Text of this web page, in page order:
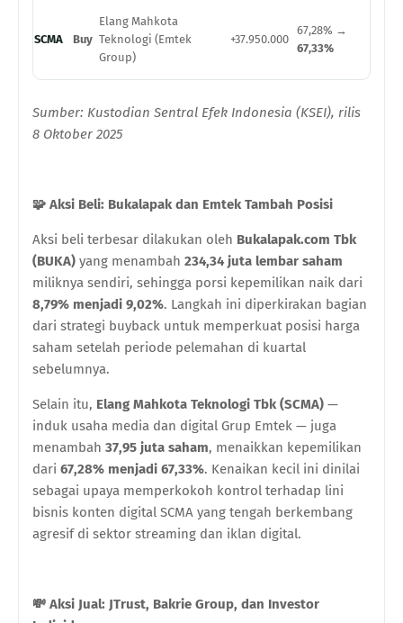
SCMA Buy
Elang Mahkota
Teknologi (Emtek
Group)
+37.950.000
67,28% →
67,33%
Sumber: Kustodian Sentral Efek Indonesia (KSEI), rilis
8 Oktober 2025
🧩 Aksi Beli: Bukalapak dan Emtek Tambah Posisi
Aksi beli terbesar dilakukan oleh Bukalapak.com Tbk
(BUKA) yang menambah 234,34 juta lembar saham
miliknya sendiri, sehingga porsi kepemilikan naik dari
8,79% menjadi 9,02%. Langkah ini diperkirakan bagian
dari strategi buyback untuk memperkuat posisi harga
saham setelah periode pelemahan di kuartal
sebelumnya.
Selain itu, Elang Mahkota Teknologi Tbk (SCMA) —
induk usaha media dan digital Grup Emtek — juga
menambah 37,95 juta saham, menaikkan kepemilikan
dari 67,28% menjadi 67,33%. Kenaikan kecil ini dinilai
sebagai upaya memperkokoh kontrol terhadap lini
bisnis konten digital SCMA yang tengah berkembang
agresif di sektor streaming dan iklan digital.
💸 Aksi Jual: JTrust, Bakrie Group, dan Investor